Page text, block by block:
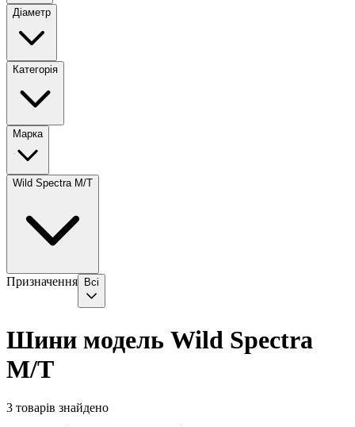
Діаметр
Категорія
Марка
Wild Spectra M/T
Призначення Всі
Шини модель Wild Spectra
M/T
3 товарів знайдено